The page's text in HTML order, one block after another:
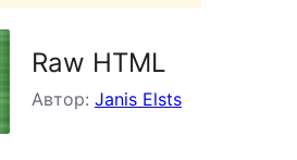
Raw HTML
Автор: Janis Elsts